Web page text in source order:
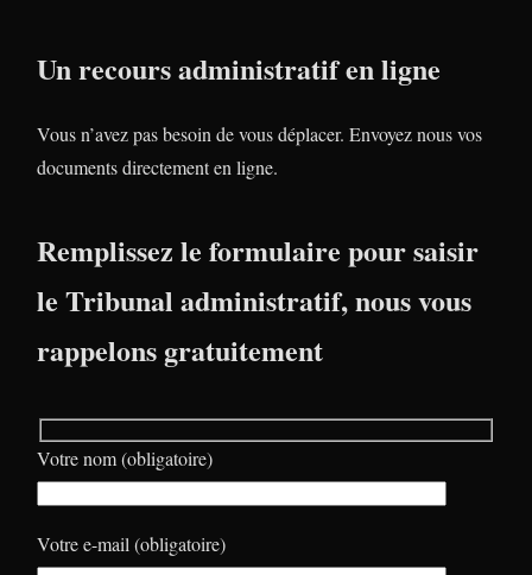
Un recours administratif en ligne
Vous n’avez pas besoin de vous déplacer. Envoyez nous vos
documents directement en ligne.
Remplissez le formulaire pour saisir
le Tribunal administratif, nous vous
rappelons gratuitement
Votre nom (obligatoire)
Votre e-mail (obligatoire)